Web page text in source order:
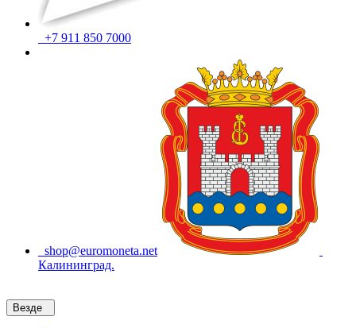
+7 911 850 7000
shop@euromoneta.net
Калининград.
Везде